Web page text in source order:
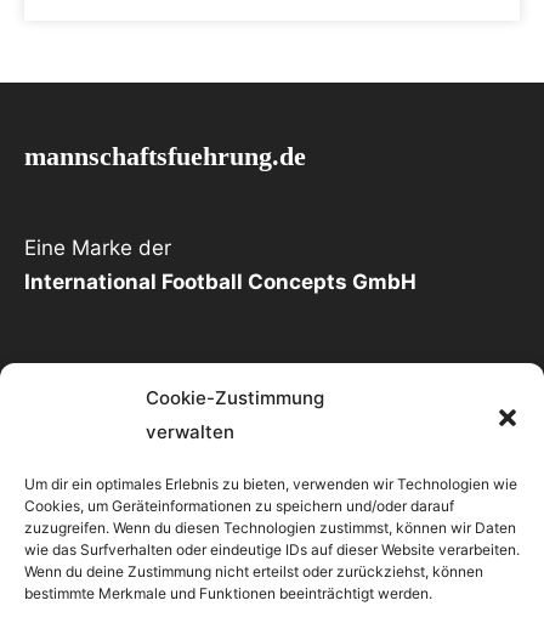
Cookie-Zustimmung
verwalten
Um dir ein optimales Erlebnis zu bieten, verwenden wir Technologien wie
Cookies, um Geräteinformationen zu speichern und/oder darauf
zuzugreifen. Wenn du diesen Technologien zustimmst, können wir Daten
wie das Surfverhalten oder eindeutige IDs auf dieser Website verarbeiten.
Wenn du deine Zustimmung nicht erteilst oder zurückziehst, können
bestimmte Merkmale und Funktionen beeinträchtigt werden.
mannschaftsfuehrung.de
Eine Marke der
International Football Concepts GmbH
International Football Concepts GmbH
Zurstraßenweg 9 - 48231 Warendorf
info@mannschaftsfuehrung.de